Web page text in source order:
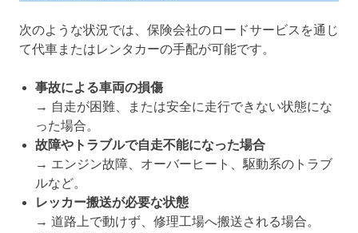
次のような状況では、保険会社のロードサービスを通じ
て代車またはレンタカーの手配が可能です。
事故による車両の損傷
→ 自走が困難、または安全に走行できない状態にな
った場合。
故障やトラブルで自走不能になった場合
→ エンジン故障、オーバーヒート、駆動系のトラブ
ルなど。
レッカー搬送が必要な状態
→ 道路上で動けず、修理工場へ搬送される場合。